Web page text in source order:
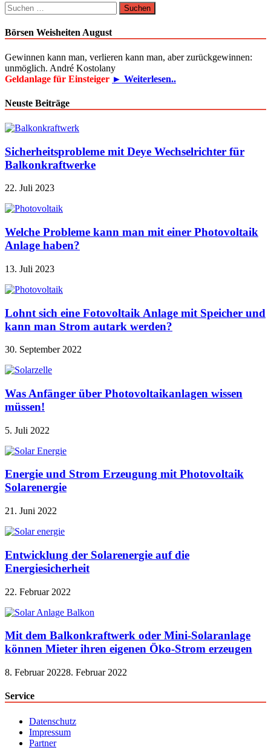
Suchen
nach:
Börsen Weisheiten August
Gewinnen kann man, verlieren kann man, aber zurückgewinnen:
unmöglich. André Kostolany
Geldanlage für Einsteiger ► Weiterlesen..
Neuste Beiträge
Sicherheitsprobleme mit Deye Wechselrichter für
Balkonkraftwerke
22. Juli 2023
Welche Probleme kann man mit einer Photovoltaik
Anlage haben?
13. Juli 2023
Lohnt sich eine Fotovoltaik Anlage mit Speicher und
kann man Strom autark werden?
30. September 2022
Was Anfänger über Photovoltaikanlagen wissen
müssen!
5. Juli 2022
Energie und Strom Erzeugung mit Photovoltaik
Solarenergie
21. Juni 2022
Entwicklung der Solarenergie auf die
Energiesicherheit
22. Februar 2022
Mit dem Balkonkraftwerk oder Mini-Solaranlage
können Mieter ihren eigenen Öko-Strom erzeugen
8. Februar 20228. Februar 2022
Service
Datenschutz
Impressum
Partner